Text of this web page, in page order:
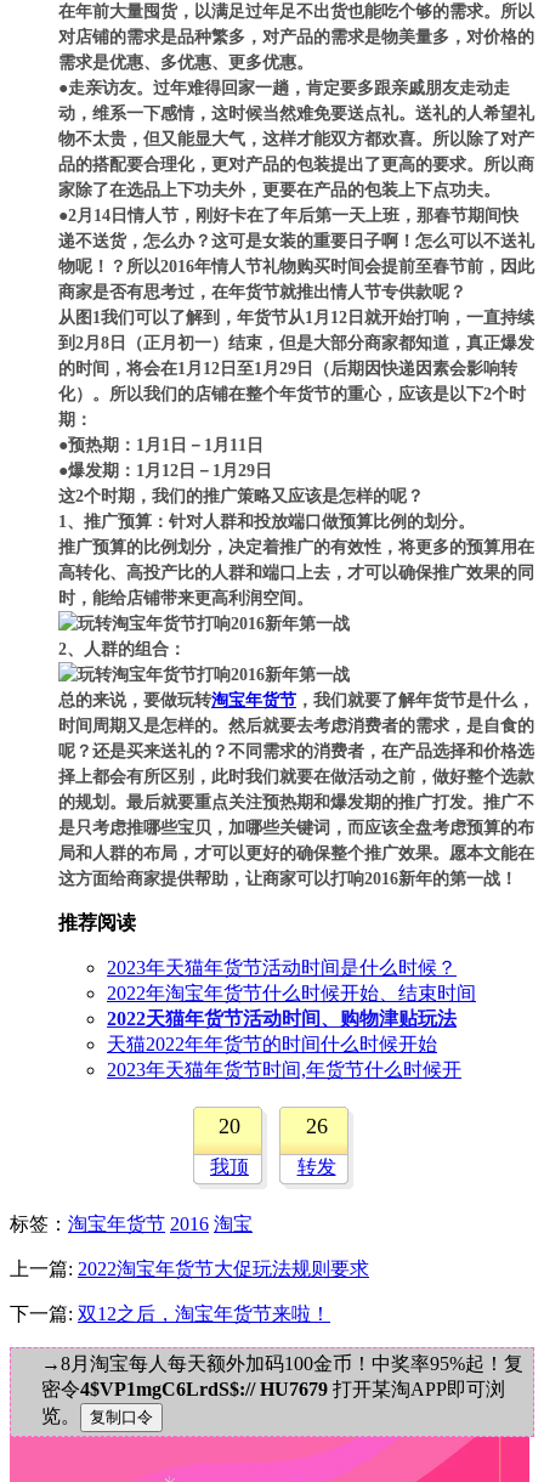
在年前大量囤货，以满足过年足不出货也能吃个够的需求。所以
对店铺的需求是品种繁多，对产品的需求是物美量多，对价格的
需求是优惠、多优惠、更多优惠。
●走亲访友。过年难得回家一趟，肯定要多跟亲戚朋友走动走
动，维系一下感情，这时候当然难免要送点礼。送礼的人希望礼
物不太贵，但又能显大气，这样才能双方都欢喜。所以除了对产
品的搭配要合理化，更对产品的包装提出了更高的要求。所以商
家除了在选品上下功夫外，更要在产品的包装上下点功夫。
●2月14日情人节，刚好卡在了年后第一天上班，那春节期间快
递不送货，怎么办？这可是女装的重要日子啊！怎么可以不送礼
物呢！？所以2016年情人节礼物购买时间会提前至春节前，因此
商家是否有思考过，在年货节就推出情人节专供款呢？
从图1我们可以了解到，年货节从1月12日就开始打响，一直持续
到2月8日（正月初一）结束，但是大部分商家都知道，真正爆发
的时间，将会在1月12日至1月29日（后期因快递因素会影响转
化）。所以我们的店铺在整个年货节的重心，应该是以下2个时
期：
●预热期：1月1日－1月11日
●爆发期：1月12日－1月29日
这2个时期，我们的推广策略又应该是怎样的呢？
1、推广预算：针对人群和投放端口做预算比例的划分。
推广预算的比例划分，决定着推广的有效性，将更多的预算用在
高转化、高投产比的人群和端口上去，才可以确保推广效果的同
时，能给店铺带来更高利润空间。
2、人群的组合：
总的来说，要做玩转淘宝年货节 ，我们就要了解年货节是什么，
时间周期又是怎样的。然后就要去考虑消费者的需求，是自食的
呢？还是买来送礼的？不同需求的消费者，在产品选择和价格选
择上都会有所区别，此时我们就要在做活动之前，做好整个选款
的规划。最后就要重点关注预热期和爆发期的推广打发。推广不
是只考虑推哪些宝贝，加哪些关键词，而应该全盘考虑预算的布
局和人群的布局，才可以更好的确保整个推广效果。愿本文能在
这方面给商家提供帮助，让商家可以打响2016新年的第一战！
推荐阅读
2023年天猫年货节活动时间是什么时候？
2022年淘宝年货节什么时候开始、结束时间
2022天猫年货节活动时间、购物津贴玩法
天猫2022年年货节的时间什么时候开始
2023年天猫年货节时间,年货节什么时候开
20
我顶
26
转发
标签 ： 淘宝年货节 2016 淘宝
上一篇: 2022淘宝年货节大促玩法规则要求
下一篇: 双12之后，淘宝年货节来啦！
→8月淘宝每人每天额外加码100金币！中奖率95%起！复
密令4$VP1mgC6LrdS$:// HU7679 打开某淘APP即可浏
览。